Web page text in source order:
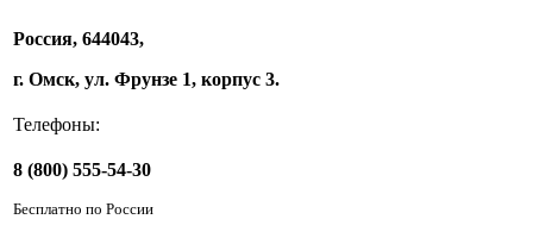
Россия, 644043,
г. Омск, ул. Фрунзе 1, корпус 3.
Телефоны:
8 (800) 555-54-30
Бесплатно по России